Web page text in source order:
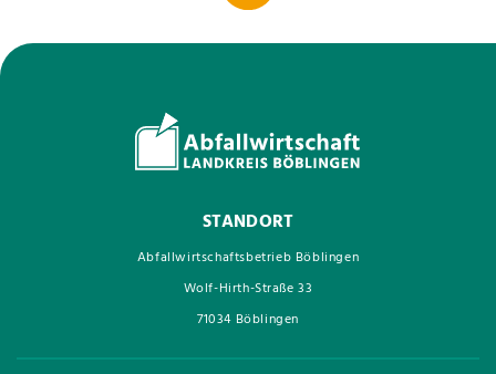
STANDORT
Abfallwirtschaftsbetrieb Böblingen
Wolf-Hirth-Straße 33
71034 Böblingen